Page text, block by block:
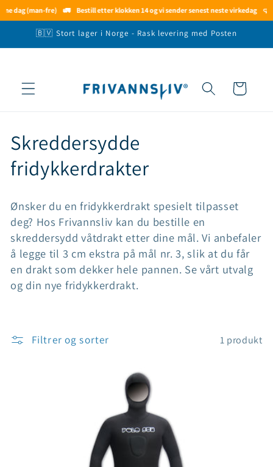
dag (man-fre) 🚛 Bestill etter klokken 14 og vi sender senest neste virkedag 🤿
til
innholdet
🇧🇻 Stort lager i Norge - Rask levering med Posten
Handlekurv
S
a
l
i
n
g
Skreddersydde
fridykkerdrakter
Ønsker du en fridykkerdrakt spesielt tilpasset
deg? Hos Frivannsliv kan du bestille en
skreddersydd våtdrakt etter dine mål. Vi anbefaler
å legge til 3 cm ekstra på mål nr. 3, slik at du får
en drakt som dekker hele pannen. Se vårt utvalg
og din nye fridykkerdrakt.
Filtrer og sorter 1 produkt